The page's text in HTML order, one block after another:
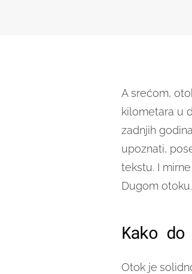
A srećom,
kilometara u
zadnjih
upoznati,
tekstu. I
Dugom otoku.
Kako do
Otok je